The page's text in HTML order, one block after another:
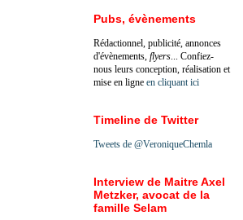
Pubs, évènements
Rédactionnel, publicité, annonces
d'évènements, flyers ... Confiez-
nous leurs conception, réalisation et
mise en ligne en cliquant ici
Timeline de Twitter
Tweets de @VeroniqueChemla
Interview de Maitre Axel
Metzker, avocat de la
famille Selam